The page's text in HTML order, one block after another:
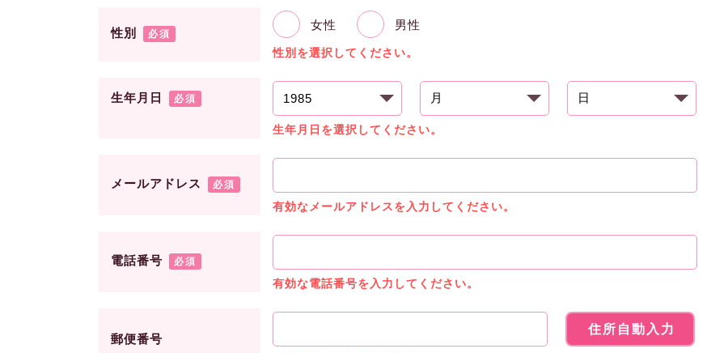
性別 必須
女性 男性
性別を選択してください。
生年月日 必須
生年月日を選択してください。
メールアドレス 必須
有効なメールアドレスを入力してください。
電話番号 必須
有効な電話番号を入力してください。
郵便番号
住所自動入力